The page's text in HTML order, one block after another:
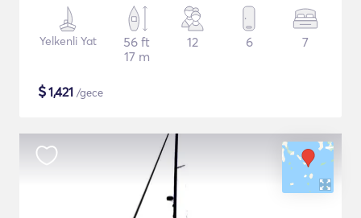
Yelkenli Yat
56 ft
17 m
12 6 7
$1,421 /gece